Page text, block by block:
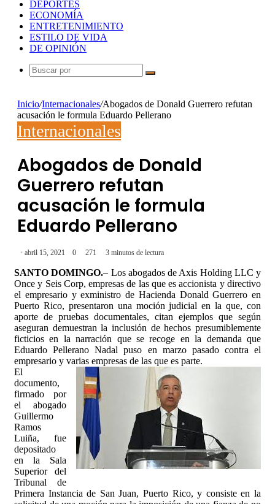
DEPORTES
ECONOMÍA
ENTRETENIMIENTO
ESTILO DE VIDA
DE OPINIÓN
Buscar
Inicio/Internacionales/Abogados de Donald Guerrero refutan
acusación le formula Eduardo Pellerano
Internacionales
Abogados de Donald
Guerrero refutan
acusación le formula
Eduardo Pellerano
abril 15, 2021 0 271 3 minutos de lectura
SANTO DOMINGO.– Los abogados de Axis Holding LLC y
Once y Seis Corp, empresas de las que es accionista y directivo
el empresario y exministro de Hacienda Donald Guerrero en
Puerto Rico, presentaron una moción judicial en la que, con
aporte de pruebas documentales, citan ejemplos que según
aseguran demuestran la inclusión de hechos presumiblemente
ficticios en la narración que se recoge en la demanda que
Eduardo Pellerano Nadal puso en marzo pasado contra el
empresario y varias empresas de las que es parte.
El
documento,
firmado por
el abogado
Guillermo
Ramos
Luiña, fue
depositado
en la Sala
Superior del
Tribunal de
Primera Instancia de San Juan, Puerto Rico, y consiste en la